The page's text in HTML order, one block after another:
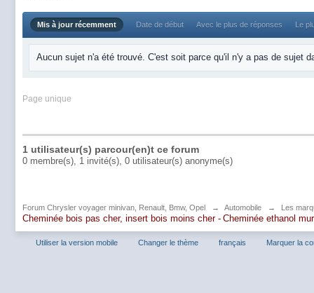
Mis à jour récemment Date de début Avec le plus de réponses Le
Aucun sujet n'a été trouvé. C'est soit parce qu'il n'y a pas de sujet
Page unique
1 utilisateur(s) parcour(en)t ce forum
0 membre(s), 1 invité(s), 0 utilisateur(s) anonyme(s)
Forum Chrysler voyager minivan, Renault, Bmw, Opel → Automobile → Les
Cheminée bois pas cher, insert bois moins cher - Cheminée ethanol
Utiliser la version mobile Changer le thème français Marquer la